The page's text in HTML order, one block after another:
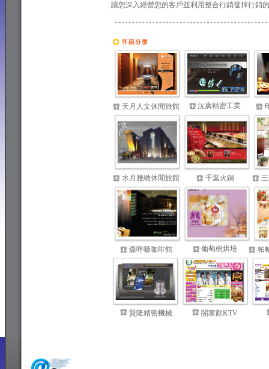
讓您深入經營您的客戶並利用整合行銷發揮行銷
天月人文休閒旅館 沅廣精密工業
水月雅緻休閒旅館 千葉火鍋
森呼吸咖啡館 葡萄樹烘培 帕
賢隆精密機械
閤家歡KTV